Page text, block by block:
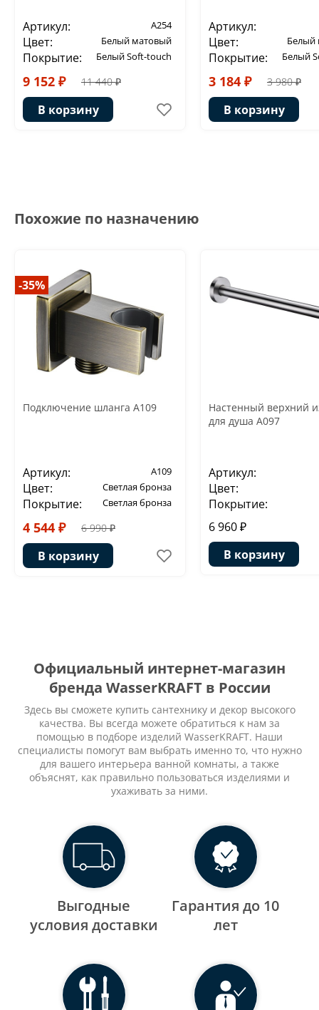
Артикул: A254
Цвет: Белый матовый
Покрытие: Белый Soft-touch
9 152 ₽ 11 440 ₽
В корзину
Артикул:
Цвет:
Белый
Покрытие: Белый
3 184 ₽ 3 980 ₽
В корзину
Похожие по назначению
-35%
Подключение шланга A109
Артикул: A109
Цвет: Светлая бронза
Покрытие: Светлая бронза
4 544 ₽ 6 990 ₽
В корзину
Настенный верхний
для душа A097
Артикул:
Цвет:
Покрытие:
6 960 ₽
В корзину
Официальный интернет-магазин
бренда WasserKRAFT в России
Здесь вы сможете купить сантехнику и декор высокого
качества. Вы всегда можете обратиться к нам за
помощью в подборе изделий WasserKRAFT. Наши
специалисты помогут вам выбрать именно то, что нужно
для вашего интерьера ванной комнаты, а также
объяснят, как правильно пользоваться изделиями и
ухаживать за ними.
Выгодные
уcловия доставки
Гарантия до 10
лет